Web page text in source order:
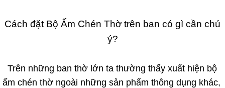
Cách đặt Bộ Ấm Chén Thờ trên ban có gì cần chú
ý?
Trên những ban thờ lớn ta thường thấy xuất hiện bộ
ấm chén thờ ngoài những sản phẩm thông dụng khác,